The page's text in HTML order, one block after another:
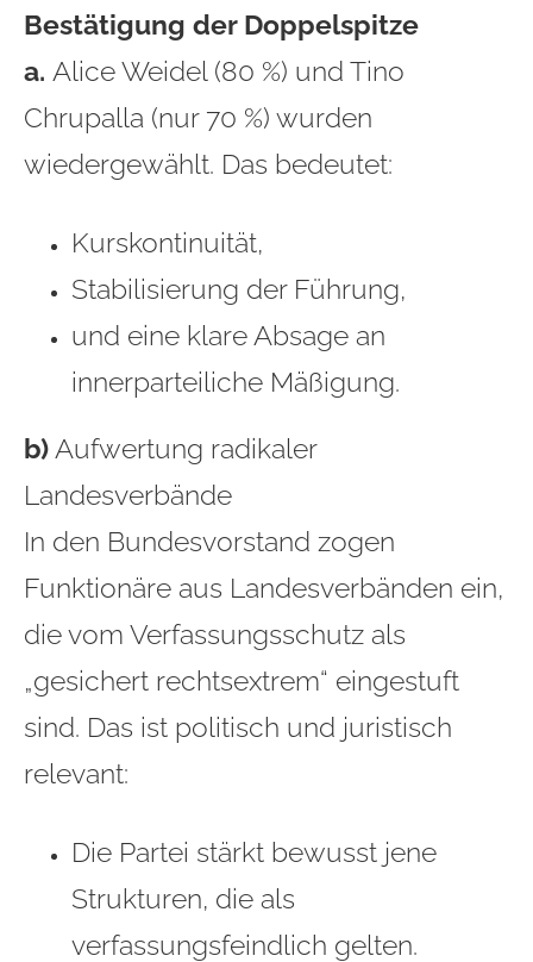
Bestätigung der Doppelspitze
a. Alice Weidel (80 %) und Tino
Chrupalla (nur 70 %) wurden
wiedergewählt. Das bedeutet:
Kurskontinuität,
Stabilisierung der Führung,
und eine klare Absage an
innerparteiliche Mäßigung.
b) Aufwertung radikaler
Landesverbände
In den Bundesvorstand zogen
Funktionäre aus Landesverbänden ein,
die vom Verfassungsschutz als
„gesichert rechtsextrem“ eingestuft
sind. Das ist politisch und juristisch
relevant:
Die Partei stärkt bewusst jene
Strukturen, die als
verfassungsfeindlich gelten.